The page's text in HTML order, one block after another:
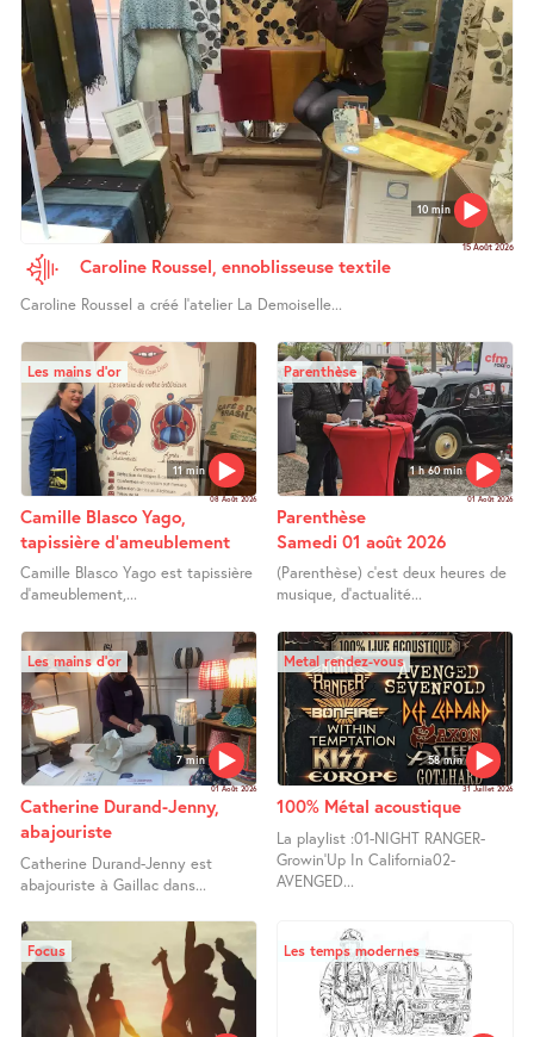
10 min
15 Août 2026
Caroline Roussel, ennoblisseuse textile
Caroline Roussel a créé l’atelier La Demoiselle...
11 min
Les mains d’or
08 Août 2026
Camille Blasco Yago,
tapissière d’ameublement
Camille Blasco Yago est tapissière
d’ameublement,...
1 h 60 min
Parenthèse
01 Août 2026
Parenthèse
Samedi 01 août 2026
(Parenthèse) c’est deux heures de
musique, d’actualité...
7 min
Les mains d’or
01 Août 2026
Catherine Durand-Jenny,
abajouriste
Catherine Durand-Jenny est
abajouriste à Gaillac dans...
58 min
Metal rendez-vous
31 Juillet 2026
100% Métal acoustique
La playlist :01-NIGHT RANGER-
Growin’Up In California02-
AVENGED...
Focus Les temps modernes